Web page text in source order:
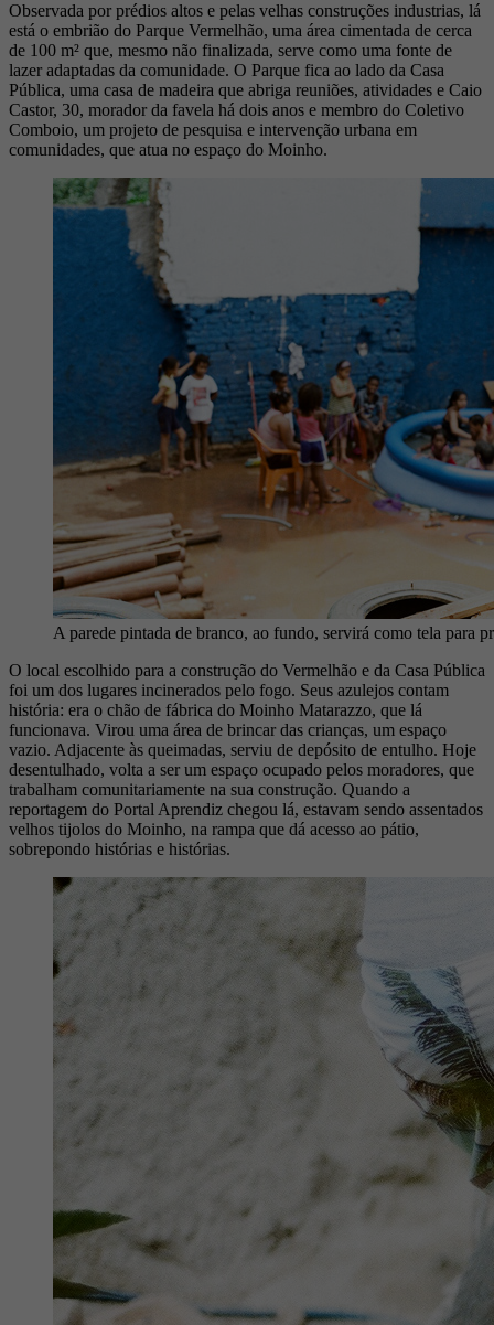
Observada por prédios altos e pelas velhas construções industrias, lá
está o embrião do Parque Vermelhão, uma área cimentada de cerca
de 100 m² que, mesmo não finalizada, serve como uma fonte de
lazer adaptadas da comunidade. O Parque fica ao lado da Casa
Pública, uma casa de madeira que abriga reuniões, atividades e Caio
Castor, 30, morador da favela há dois anos e membro do Coletivo
Comboio, um projeto de pesquisa e intervenção urbana em
comunidades, que atua no espaço do Moinho.
A parede pintada de branco, ao fundo, servirá como tela para
O local escolhido para a construção do Vermelhão e da Casa Pública
foi um dos lugares incinerados pelo fogo. Seus azulejos contam
história: era o chão de fábrica do Moinho Matarazzo, que lá
funcionava. Virou uma área de brincar das crianças, um espaço
vazio. Adjacente às queimadas, serviu de depósito de entulho. Hoje
desentulhado, volta a ser um espaço ocupado pelos moradores, que
trabalham comunitariamente na sua construção. Quando a
reportagem do Portal Aprendiz chegou lá, estavam sendo assentados
velhos tijolos do Moinho, na rampa que dá acesso ao pátio,
sobrepondo histórias e histórias.